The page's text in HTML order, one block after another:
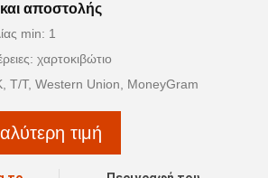
αποστολής
min: 1
χαρτοκιβώτιο
Τ/Τ, Western Union, MoneyGram
τιμή